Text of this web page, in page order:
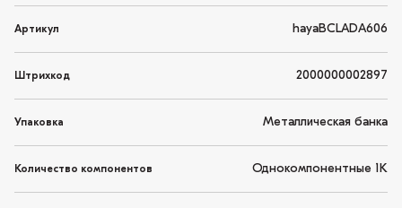
Артикул hayaBCLADA606
Штрихкод 2000000002897
Упаковка Металлическая банка
Количество компонентов Однокомпонентные 1K